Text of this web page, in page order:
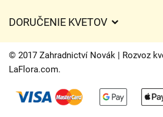
Časy doručenia kvetov – prehľad
DORUČENIE KVETOV
Poplatky za doručenie
Kam doručujeme kvety
Kontaktujte nás
© 2017 Zahradnictví Novák | Rozvoz
LaFlora.com.